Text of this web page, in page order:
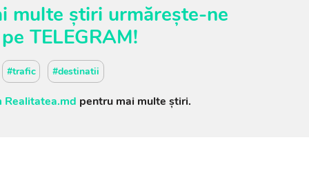
multe știri urmărește-ne
pe TELEGRAM!
#trafic #destinatii
Realitatea.md pentru mai multe știri.